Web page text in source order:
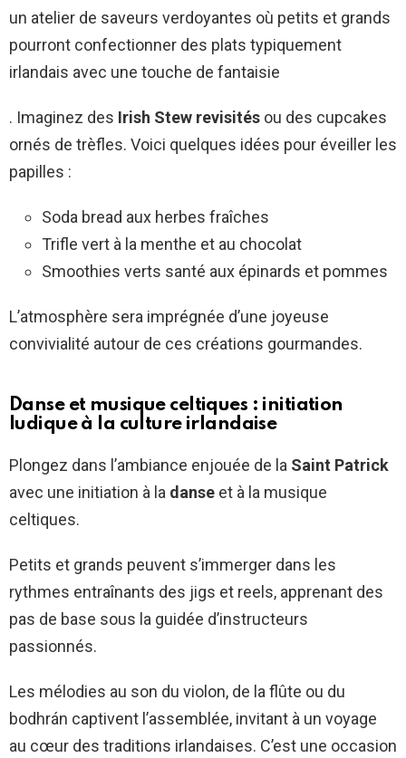
un atelier de saveurs verdoyantes où petits et grands
pourront confectionner des plats typiquement
irlandais avec une touche de fantaisie
. Imaginez des Irish Stew revisités ou des cupcakes
ornés de trèfles. Voici quelques idées pour éveiller les
papilles :
Soda bread aux herbes fraîches
Trifle vert à la menthe et au chocolat
Smoothies verts santé aux épinards et pommes
L’atmosphère sera imprégnée d’une joyeuse
convivialité autour de ces créations gourmandes.
Danse et musique celtiques : initiation
ludique à la culture irlandaise
Plongez dans l’ambiance enjouée de la Saint Patrick
avec une initiation à la danse et à la musique
celtiques.
Petits et grands peuvent s’immerger dans les
rythmes entraînants des jigs et reels, apprenant des
pas de base sous la guidée d’instructeurs
passionnés.
Les mélodies au son du violon, de la flûte ou du
bodhrán captivent l’assemblée, invitant à un voyage
au cœur des traditions irlandaises. C’est une occasion